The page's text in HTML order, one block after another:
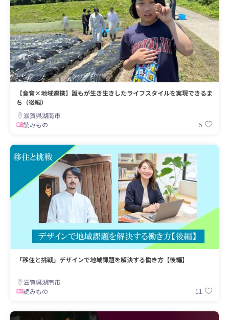
【食育×地域連携】誰もが生き生きしたライフスタイルを実現できるま
ち（後編）
滋賀県湖南市
読みもの
5
「移住と挑戦」デザインで地域課題を解決する働き方【後編】
滋賀県湖南市
読みもの
11